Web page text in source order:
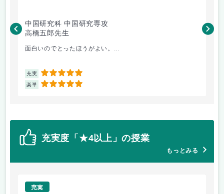
中国研究科 中国研究専攻
高橋五郎先生
面白いのでとったほうがよい。...
充実 5
楽単 5
木
充実度「★4以上」の授業
もっとみる
充実